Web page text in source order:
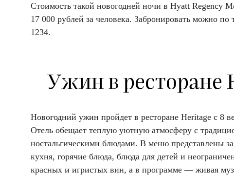
Стоимость такой новогодней ночи в Hyatt Regency
17 000 рублей за человека. Забронировать можно
1234.
Ужин в ресторане
Новогодний ужин пройдет в ресторане Heritage с 8
Отель обещает теплую уютную атмосферу с
ностальгическими блюдами. В меню представлены
кухня, горячие блюда, блюда для детей и
красных и игристых вин, а в программе — живая